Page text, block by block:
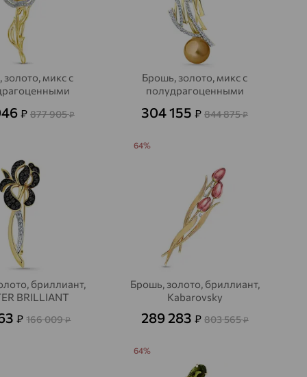
микс с
₽ 877 905₽
Брошь, золото, микс с
полудрагоценными
BRILLIANT
304 155₽ 844 875₽
бриллиант,
BRILLIANT
₽ 166 009₽
Брошь, золото, бриллиант,
Kabarovsky
289 283 ₽ 803 565₽
64%
64%